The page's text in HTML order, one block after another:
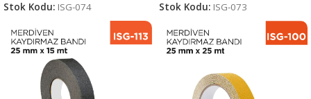
Stok Kodu: ISG-074 Stok Kodu: ISG-073